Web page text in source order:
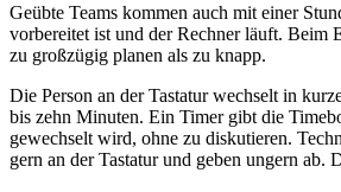
Geübte Teams kommen auch mit einer
vorbereitet ist und der Rechner läuft. Beim
zu großzügig planen als zu knapp.
Die Person an der Tastatur wechselt in
bis zehn Minuten. Ein Timer gibt die
gewechselt wird, ohne zu diskutieren.
gern an der Tastatur und geben ungern ab.